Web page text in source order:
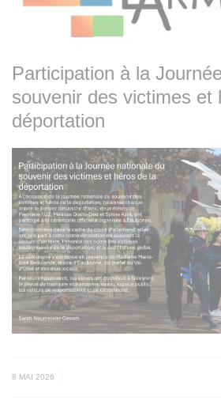
Participation à la
souvenir des victimes et
déportation
8 MAI 2026